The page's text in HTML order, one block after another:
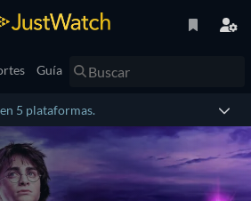
Guía
5 plataformas.